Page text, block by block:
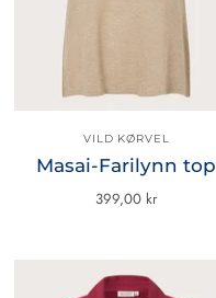
VILD KØRVEL
Masai-Farilynn top
399,00 kr